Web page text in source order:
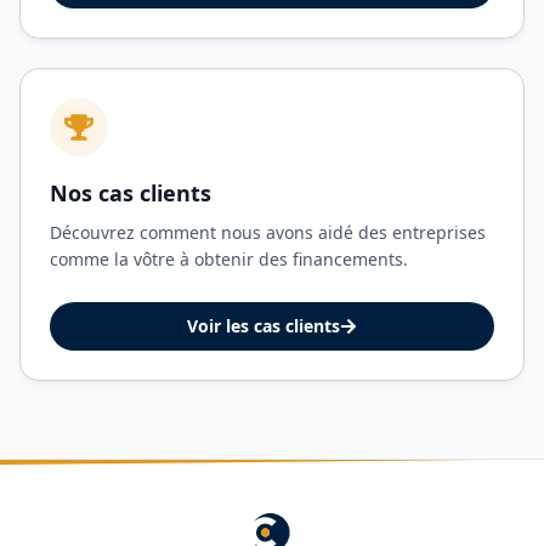
Nos cas clients
Découvrez comment nous avons aidé des entreprises
comme la vôtre à obtenir des financements.
Voir les cas clients